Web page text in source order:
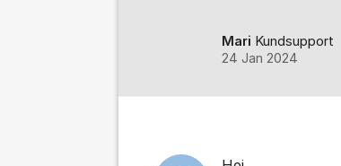
Mari Kundsupport
24 Jan 2024